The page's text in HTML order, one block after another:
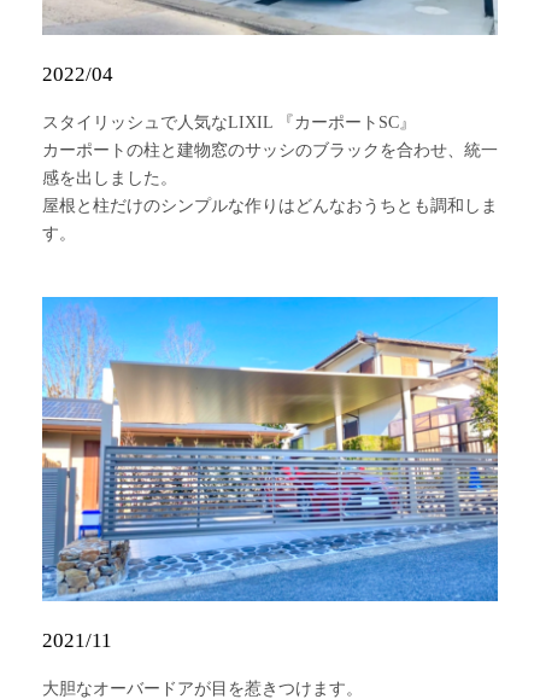
2022/04
スタイリッシュで人気なLIXIL 『カーポートSC』
カーポートの柱と建物窓のサッシのブラックを合わせ、統一
感を出しました。
屋根と柱だけのシンプルな作りはどんなおうちとも調和しま
す。
2021/11
大胆なオーバードアが目を惹きつけます。